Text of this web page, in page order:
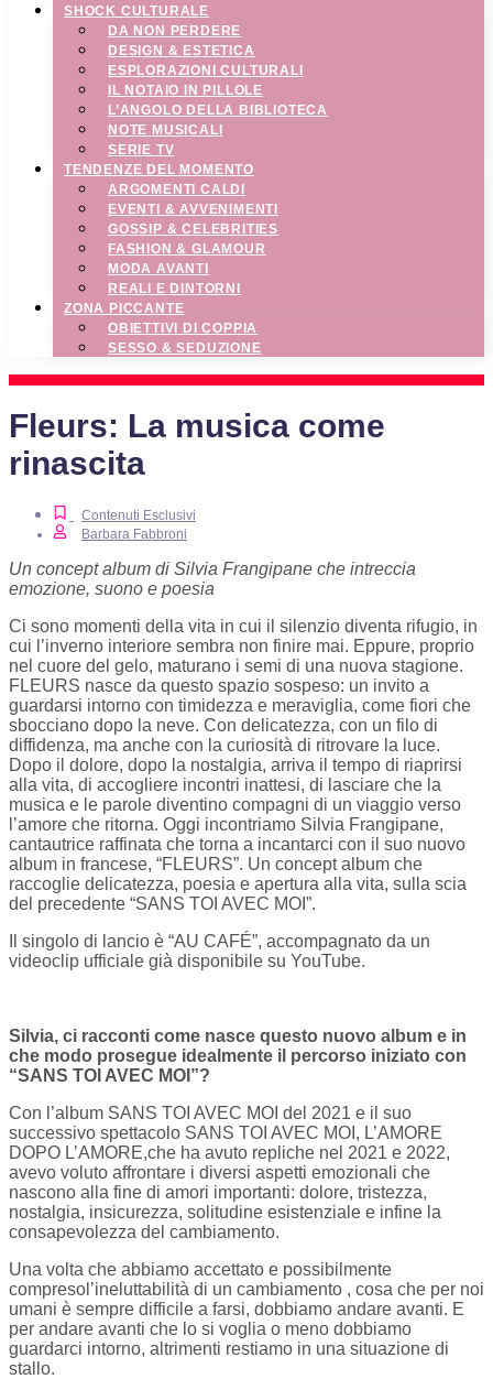
SHOCK CULTURALE
DA NON PERDERE
DESIGN & ESTETICA
ESPLORAZIONI CULTURALI
IL NOTAIO IN PILLOLE
L’ANGOLO DELLA BIBLIOTECA
NOTE MUSICALI
SERIE TV
TENDENZE DEL MOMENTO
ARGOMENTI CALDI
EVENTI & AVVENIMENTI
GOSSIP & CELEBRITIES
FASHION & GLAMOUR
MODA AVANTI
REALI E DINTORNI
ZONA PICCANTE
OBIETTIVI DI COPPIA
SESSO & SEDUZIONE
Fleurs: La musica come
rinascita
Contenuti Esclusivi
Barbara Fabbroni
Un concept album di Silvia Frangipane che intreccia
emozione, suono e poesia
Ci sono momenti della vita in cui il silenzio diventa rifugio, in
cui l’inverno interiore sembra non finire mai. Eppure, proprio
nel cuore del gelo, maturano i semi di una nuova stagione.
FLEURS nasce da questo spazio sospeso: un invito a
guardarsi intorno con timidezza e meraviglia, come fiori che
sbocciano dopo la neve. Con delicatezza, con un filo di
diffidenza, ma anche con la curiosità di ritrovare la luce.
Dopo il dolore, dopo la nostalgia, arriva il tempo di riaprirsi
alla vita, di accogliere incontri inattesi, di lasciare che la
musica e le parole diventino compagni di un viaggio verso
l’amore che ritorna. Oggi incontriamo Silvia Frangipane,
cantautrice raffinata che torna a incantarci con il suo nuovo
album in francese, “FLEURS”. Un concept album che
raccoglie delicatezza, poesia e apertura alla vita, sulla scia
del precedente “SANS TOI AVEC MOI”.
Il singolo di lancio è “AU CAFÉ”, accompagnato da un
videoclip ufficiale già disponibile su YouTube.
Silvia, ci racconti come nasce questo nuovo album e in
che modo prosegue idealmente il percorso iniziato con
“SANS TOI AVEC MOI”?
Con l’album SANS TOI AVEC MOI del 2021 e il suo
successivo spettacolo SANS TOI AVEC MOI, L’AMORE
DOPO L’AMORE,che ha avuto repliche nel 2021 e 2022,
avevo voluto affrontare i diversi aspetti emozionali che
nascono alla fine di amori importanti: dolore, tristezza,
nostalgia, insicurezza, solitudine esistenziale e infine la
consapevolezza del cambiamento.
Una volta che abbiamo accettato e possibilmente
compresol’ineluttabilità di un cambiamento , cosa che per noi
umani è sempre difficile a farsi, dobbiamo andare avanti. E
per andare avanti che lo si voglia o meno dobbiamo
guardarci intorno, altrimenti restiamo in una situazione di
stallo.